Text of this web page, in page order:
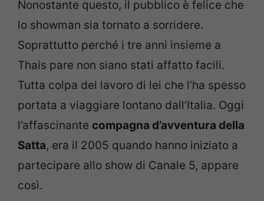
Nonostante questo, il pubblico è felice che
lo showman sia tornato a sorridere.
Soprattutto perché i tre anni insieme a
Thais pare non siano stati affatto facili.
Tutta colpa del lavoro di lei che l’ha spesso
portata a viaggiare lontano dall’Italia. Oggi
l’affascinante compagna d’avventura della
Satta, era il 2005 quando hanno iniziato a
partecipare allo show di Canale 5, appare
così.